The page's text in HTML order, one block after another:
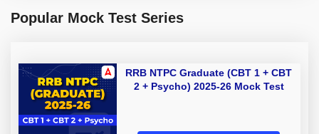
Popular Mock Test Series
RRB NTPC Graduate (CBT 1 + CBT
2 + Psycho) 2025-26 Mock Test